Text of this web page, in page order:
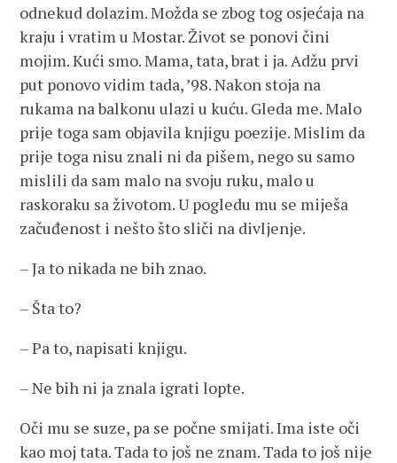
odnekud dolazim. Možda se zbog tog osjećaja na
kraju i vratim u Mostar. Život se ponovi čini
mojim. Kući smo. Mama, tata, brat i ja. Adžu prvi
put ponovo vidim tada, ’98. Nakon stoja na
rukama na balkonu ulazi u kuću. Gleda me. Malo
prije toga sam objavila knjigu poezije. Mislim da
prije toga nisu znali ni da pišem, nego su samo
mislili da sam malo na svoju ruku, malo u
raskoraku sa životom. U pogledu mu se miješa
začuđenost i nešto što sliči na divljenje.
– Ja to nikada ne bih znao.
– Šta to?
– Pa to, napisati knjigu.
– Ne bih ni ja znala igrati lopte.
Oči mu se suze, pa se počne smijati. Ima iste oči
kao moj tata. Tada to još ne znam. Tada to još nije